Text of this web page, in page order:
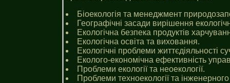
Біоекологія та менеджмент
Географічні засади вирішення
Екологічна безпека продуктів
Екологічна освіта та виховання.
Екологічні проблеми життєдіяльності
Еколого-економічна ефективність
Проблеми екології та неоекології.
Проблеми техноекології та